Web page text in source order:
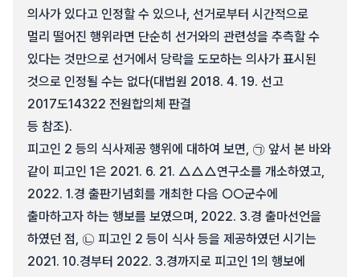
의사가 있다고 인정할 수 있으나, 선거로부터 시간적으로
멀리 떨어진 행위라면 단순히 선거와의 관련성을 추측할 수
있다는 것만으로 선거에서 당락을 도모하는 의사가 표시된
것으로 인정될 수는 없다(대법원 2018. 4. 19. 선고
2017도14322 전원합의체 판결
등 참조).
피고인 2 등의 식사제공 행위에 대하여 보면, ㉠ 앞서 본 바와
같이 피고인 1은 2021. 6. 21. △△△연구소를 개소하였고,
2022. 1.경 출판기념회를 개최한 다음 ○○군수에
출마하고자 하는 행보를 보였으며, 2022. 3.경 출마선언을
하였던 점, ㉡ 피고인 2 등이 식사 등을 제공하였던 시기는
2021. 10.경부터 2022. 3.경까지로 피고인 1의 행보에